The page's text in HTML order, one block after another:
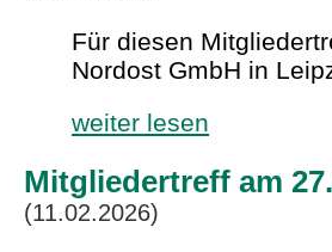
Für diesen
Nordost GmbH in
weiter lesen
Mitgliedertreff am
(11.02.2026)